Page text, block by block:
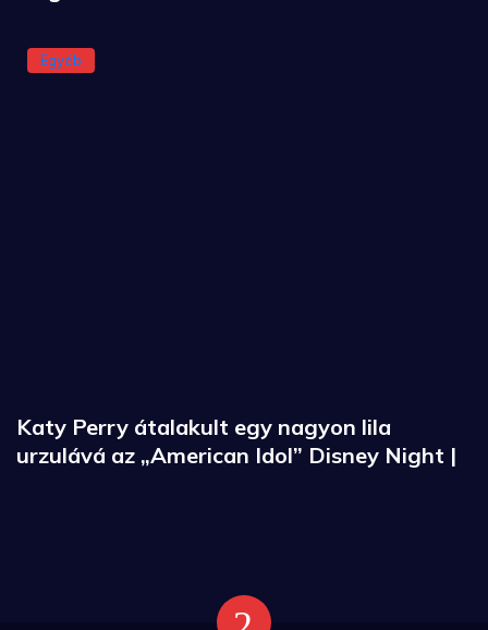
Egyéb
Katy Perry átalakult egy nagyon lila
urzulává az „American Idol” Disney Night |